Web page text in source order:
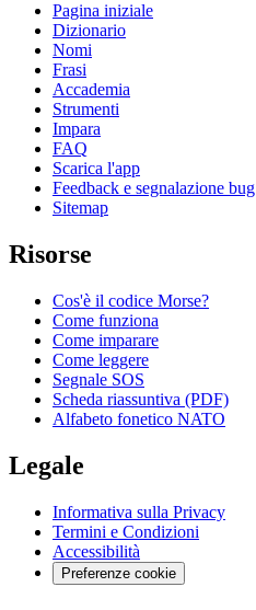
Pagina iniziale
Dizionario
Nomi
Frasi
Accademia
Strumenti
Impara
FAQ
Scarica l'app
Feedback e segnalazione bug
Sitemap
Risorse
Cos'è il codice Morse?
Come funziona
Come imparare
Come leggere
Segnale SOS
Scheda riassuntiva (PDF)
Alfabeto fonetico NATO
Legale
Informativa sulla Privacy
Termini e Condizioni
Accessibilità
Preferenze cookie